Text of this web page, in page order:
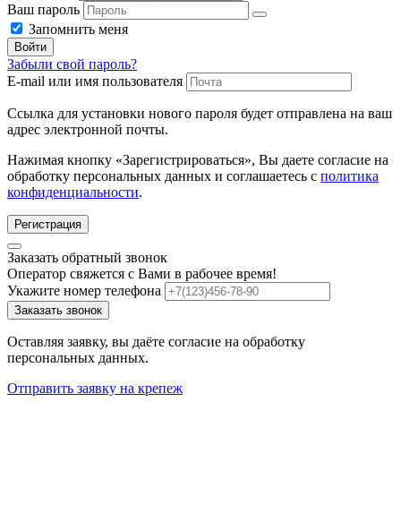
Ваш пароль
Запомнить меня
Войти
Забыли свой пароль?
E-mail или имя пользователя
Ссылка для установки нового пароля будет отправлена ​​на ваш
адрес электронной почты.
Нажимая кнопку «Зарегистрироваться», Вы даете согласие на
обработку персональных данных и соглашаетесь с политика
конфиденциальности.
Регистрация
Заказать обратный звонок
Оператор свяжется с Вами в рабочее время!
Укажите номер телефона
Заказать звонок
Оставляя заявку, вы даёте согласие на обработку
персональных данных.
Отправить заявку на крепеж